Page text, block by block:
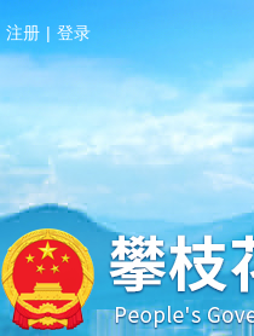
注册 | 登录